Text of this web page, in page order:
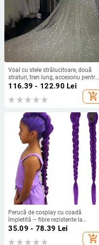
Voal cu stele strălucitoare, două
straturi, tren lung, accesoriu pentru
păr mireasă în stil pădure
116.39 - 122.90 Lei
add_shopping_cart
Perucă de cosplay cu coadă
împletită – fibre rezistente la
căldură, mecanism de construcție
35.09 - 78.39 Lei
add_shopping_cart